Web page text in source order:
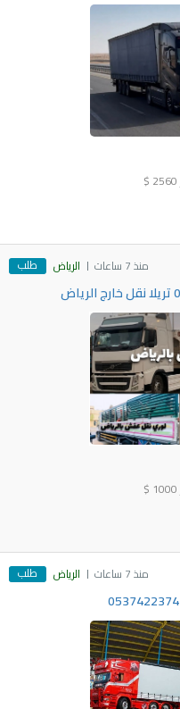
2560
$
منذ 7 ساعات الرياض طلب
1000
$
منذ 7 ساعات الرياض طلب